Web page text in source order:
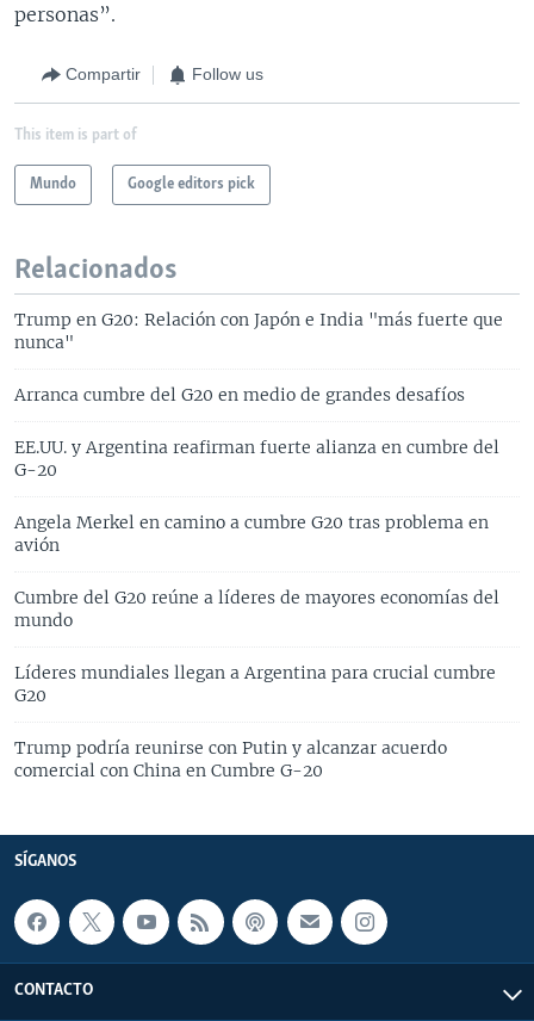
personas”.
Compartir Follow us
This item is part of
Mundo Google editors pick
Relacionados
Trump en G20: Relación con Japón e India "más fuerte que
nunca"
Arranca cumbre del G20 en medio de grandes desafíos
EE.UU. y Argentina reafirman fuerte alianza en cumbre del
G-20
Angela Merkel en camino a cumbre G20 tras problema en
avión
Cumbre del G20 reúne a líderes de mayores economías del
mundo
Líderes mundiales llegan a Argentina para crucial cumbre
G20
Trump podría reunirse con Putin y alcanzar acuerdo
comercial con China en Cumbre G-20
SÍGANOS
CONTACTO